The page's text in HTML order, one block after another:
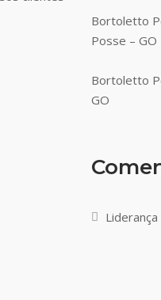
Bortoletto
Posse – GO
Bortoletto
GO